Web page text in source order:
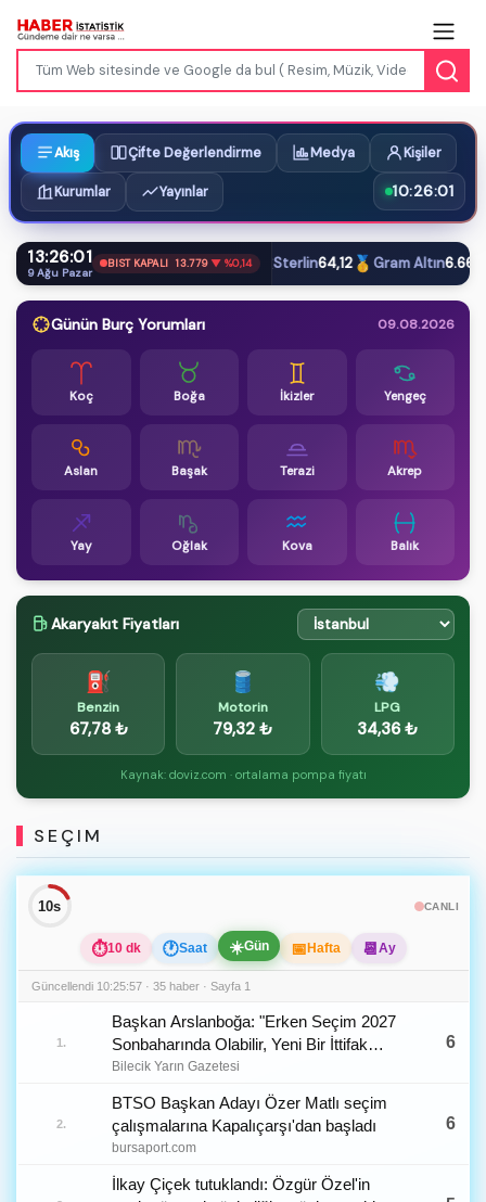
Akış Çifte Değerlendirme Medya Kişiler
Kurumlar Yayınlar 10:26:01
13:26:01
9 Ağu Pazar
BIST KAPALI 13.779▼ %0,14
$Dolar47,61€Euro54,87£ Sterlin64,12🥇 Gram Altın6.660,55
Günün Burç Yorumları 09.08.2026
Koç Boğa İkizler Yengeç
Aslan Başak Terazi Akrep
Yay Oğlak Kova Balık
Akaryakıt Fiyatları
⛽
Benzin
67,78 ₺
🛢️
Motorin
79,32 ₺
💨
LPG
34,36 ₺
Kaynak: doviz.com · ortalama pompa fiyatı
SEÇIM
10s
⏱10 dk 🕐Saat ☀️Gün 📅 Hafta 📆 Ay
CANLI
Güncellendi 10:25:57 · 35 haber · Sayfa 1
1.
Başkan Arslanboğa: "Erken Seçim 2027
Sonbaharında Olabilir, Yeni Bir İttifak
Görünmüyor"
Bilecik Yarın Gazetesi
6
2.
BTSO Başkan Adayı Özer Matlı seçim
çalışmalarına Kapalıçarşı'dan başladı
bursaport.com
6
İlkay Çiçek tutuklandı: Özgür Özel'in